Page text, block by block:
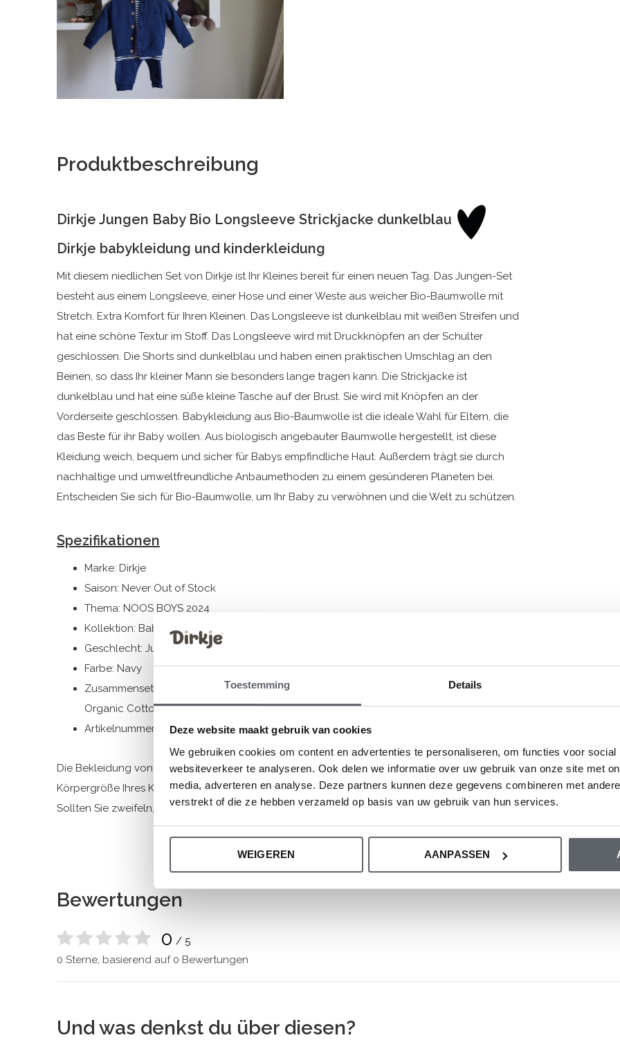
Toestemming Details
Deze website maakt gebruik van cookies
We gebruiken cookies om content en advertenties te personaliseren, om functies voor
websiteverkeer te analyseren. Ook delen we informatie over uw gebruik van onze site met
media, adverteren en analyse. Deze partners kunnen deze gegevens combineren met
verstrekt of die ze hebben verzameld op basis van uw gebruik van hun services.
WEIGEREN AANPASSEN
Produktbeschreibung
Dirkje Jungen Baby Bio Longsleeve Strickjacke dunkelblau
Dirkje babykleidung und kinderkleidung
Mit diesem niedlichen Set von Dirkje ist Ihr Kleines bereit für einen neuen Tag. Das Jungen-Set
besteht aus einem Longsleeve, einer Hose und einer Weste aus weicher Bio-Baumwolle mit
Stretch. Extra Komfort für Ihren Kleinen. Das Longsleeve ist dunkelblau mit weißen Streifen und
hat eine schöne Textur im Stoff. Das Longsleeve wird mit Druckknöpfen an der Schulter
geschlossen. Die Shorts sind dunkelblau und haben einen praktischen Umschlag an den
Beinen, so dass Ihr kleiner Mann sie besonders lange tragen kann. Die Strickjacke ist
dunkelblau und hat eine süße kleine Tasche auf der Brust. Sie wird mit Knöpfen an der
Vorderseite geschlossen. Babykleidung aus Bio-Baumwolle ist die ideale Wahl für Eltern, die
das Beste für ihr Baby wollen. Aus biologisch angebauter Baumwolle hergestellt, ist diese
Kleidung weich, bequem und sicher für Babys empfindliche Haut. Außerdem trägt sie durch
nachhaltige und umweltfreundliche Anbaumethoden zu einem gesünderen Planeten bei.
Entscheiden Sie sich für Bio-Baumwolle, um Ihr Baby zu verwöhnen und die Welt zu schützen.
Spezifikationen
Marke: Dirkje
Saison: Never Out of Stock
Thema: NOOS BOYS 2024
Kollektion: Babykleidung (44-86) / Geschenke
Geschlecht: Jungen
Farbe: Navy
Zusammensetzung: Cardigan+Trouser: 95% Organic Cotton/ 5% Elastane; T-shirt: 96%
Organic Cotton/ 4% Elastane
Artikelnummer: WN1279
Die Bekleidung von Dirkje fällt größengerecht aus. Wir empfehlen, die Größe auf der Basis der
Körpergröße Ihres Kindes auszuwählen.
Sollten Sie zweifeln, klicken Siehierfür unsere Größentabelle.
Bewertungen
0 / 5
0 Sterne, basierend auf 0 Bewertungen
Und was denkst du über diesen?